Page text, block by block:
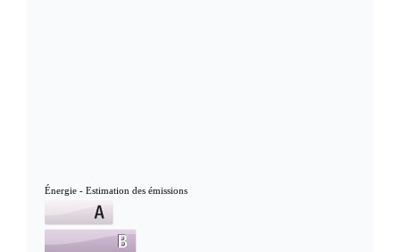
Énergie - Estimation des émissions